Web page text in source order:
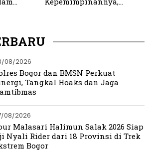
08/2026
Bogor dan BMSN Perkuat
Tangkal Hoaks dan Jaga
08/2026
Malasari Halimun Salak 2026 Siap
Nyali Rider dari 18 Provinsi di Trek
Bogor